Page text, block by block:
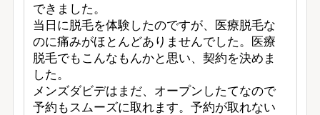
できました。
当日に脱毛を体験したのですが、医療脱毛な
のに痛みがほとんどありませんでした。医療
脱毛でもこんなもんかと思い、契約を決めま
した。
メンズダビデはまだ、オープンしたてなので
予約もスムーズに取れます。予約が取れない